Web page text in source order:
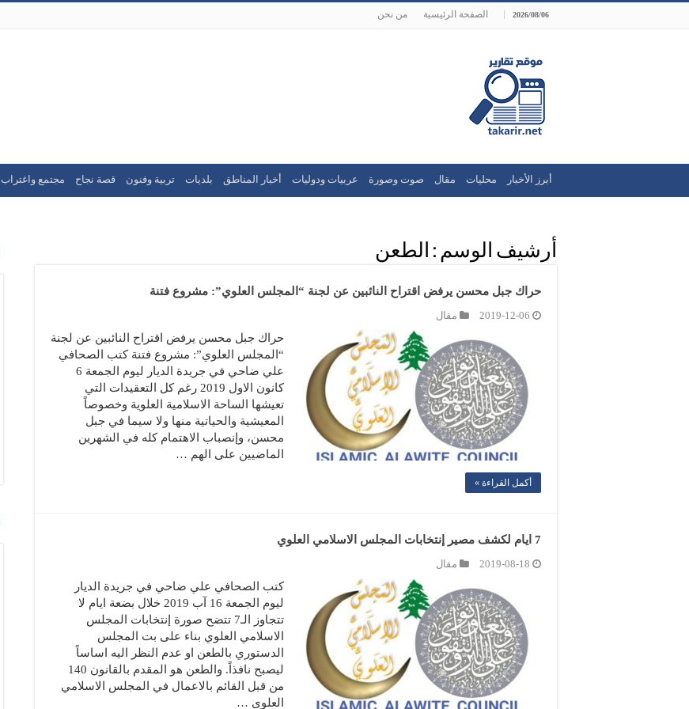
2026/08/06 الصفحة الرئيسية من نحن
أبرز الأخبار محليات مقال صوت وصورة عربيات ودوليات أخبار المناطق بلديات تربية وفنون قصة نجاح مجتمع واغتراب
أرشيف الوسم : الطعن
حراك جبل محسن يرفض اقتراح النائبين عن لجنة “المجلس العلوي”: مشروع فتنة
2019-12-06 مقال
حراك جبل محسن يرفض اقتراح النائبين عن لجنة
“المجلس العلوي”: مشروع فتنة كتب الصحافي
علي ضاحي في جريدة الديار ليوم الجمعة 6
كانون الاول 2019 رغم كل التعقيدات التي
تعيشها الساحة الاسلامية العلوية وخصوصاً
المعيشية والحياتية منها ولا سيما في جبل
محسن، وإنصباب الاهتمام كله في الشهرين
الماضيين على الهم …
أكمل القراءة »
7 ايام لكشف مصير إنتخابات المجلس الاسلامي العلوي
2019-08-18 مقال
كتب الصحافي علي ضاحي في جريدة الديار
ليوم الجمعة 16 آب 2019 خلال بضعة ايام لا
تتجاوز الـ7 تتضح صورة إنتخابات المجلس
الاسلامي العلوي بناء على بت المجلس
الدستوري بالطعن او عدم النظر اليه اساساً
ليصبح نافذاً. والطعن هو المقدم بالقانون 140
من قبل القائم بالاعمال في المجلس الاسلامي
العلوي …